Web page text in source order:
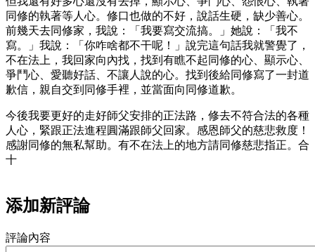
同修的執著等人心。修口也做的不好，說話生硬，缺少善心。
前幾天去同修家，我說：「我要寫交流搞。」她說：「我不
寫。」我說：「你咋啥都不干呢！」說完這句話我就警覺了，
不在法上，我回家向內找，找到有瞧不起同修的心、顯示心、
爭鬥心、愛聽好話、不讓人說的心。找到後給同修寫了一封道
歉信，親自交到同修手裡，並當面向同修道歉。
今後我要更好的走好師父安排的正法路，修去不符合法的各種
人心，緊跟正法進程圓滿跟師父回家。感恩師父的慈悲救度！
感謝同修的無私幫助。有不在法上的地方請同修慈悲指正。合
十
添加新評論
評論內容